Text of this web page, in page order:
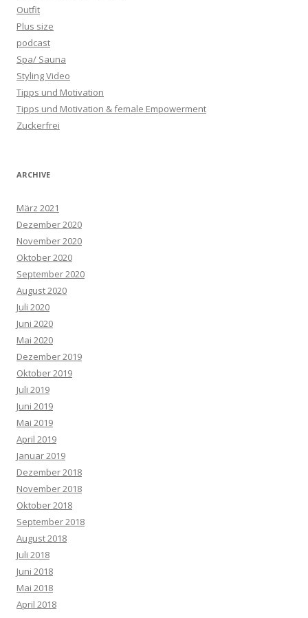
Outfit
Plus size
podcast
Spa/ Sauna
Styling Video
Tipps und Motivation
Tipps und Motivation & female Empowerment
Zuckerfrei
ARCHIVE
März 2021
Dezember 2020
November 2020
Oktober 2020
September 2020
August 2020
Juli 2020
Juni 2020
Mai 2020
Dezember 2019
Oktober 2019
Juli 2019
Juni 2019
Mai 2019
April 2019
Januar 2019
Dezember 2018
November 2018
Oktober 2018
September 2018
August 2018
Juli 2018
Juni 2018
Mai 2018
April 2018